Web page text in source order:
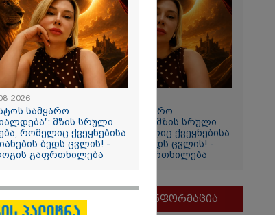
"12 აგვისტოს სამყარო
გადატრიალდება": მზის სრული
დაბნელება, რომელიც ქვეყნებისა
და ადამიანების ბედს ცვლის! -
ასტროლოგის გაფრთხილება
მნიშვნელოვანი ინფორმაცია
2026
სამყარო
მზის სრული
რომელიც ქვეყნებისა
ბედს ცვლის! -
გაფრთხილება